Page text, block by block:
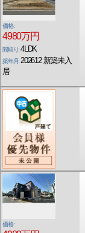
価格:
4980万円
間取り:4LDK
築年月:202612 新築未入
居
価格: